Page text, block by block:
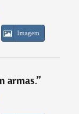
Imagem
armas.”